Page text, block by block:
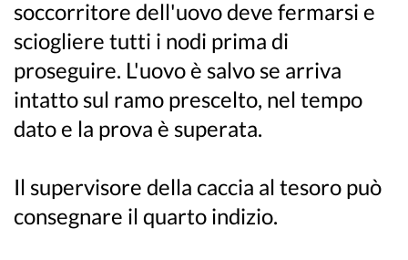
soccorritore dell'uovo deve fermarsi e
sciogliere tutti i nodi prima di
proseguire. L'uovo è salvo se arriva
intatto sul ramo prescelto, nel tempo
dato e la prova è superata.
Il supervisore della caccia al tesoro può
consegnare il quarto indizio.